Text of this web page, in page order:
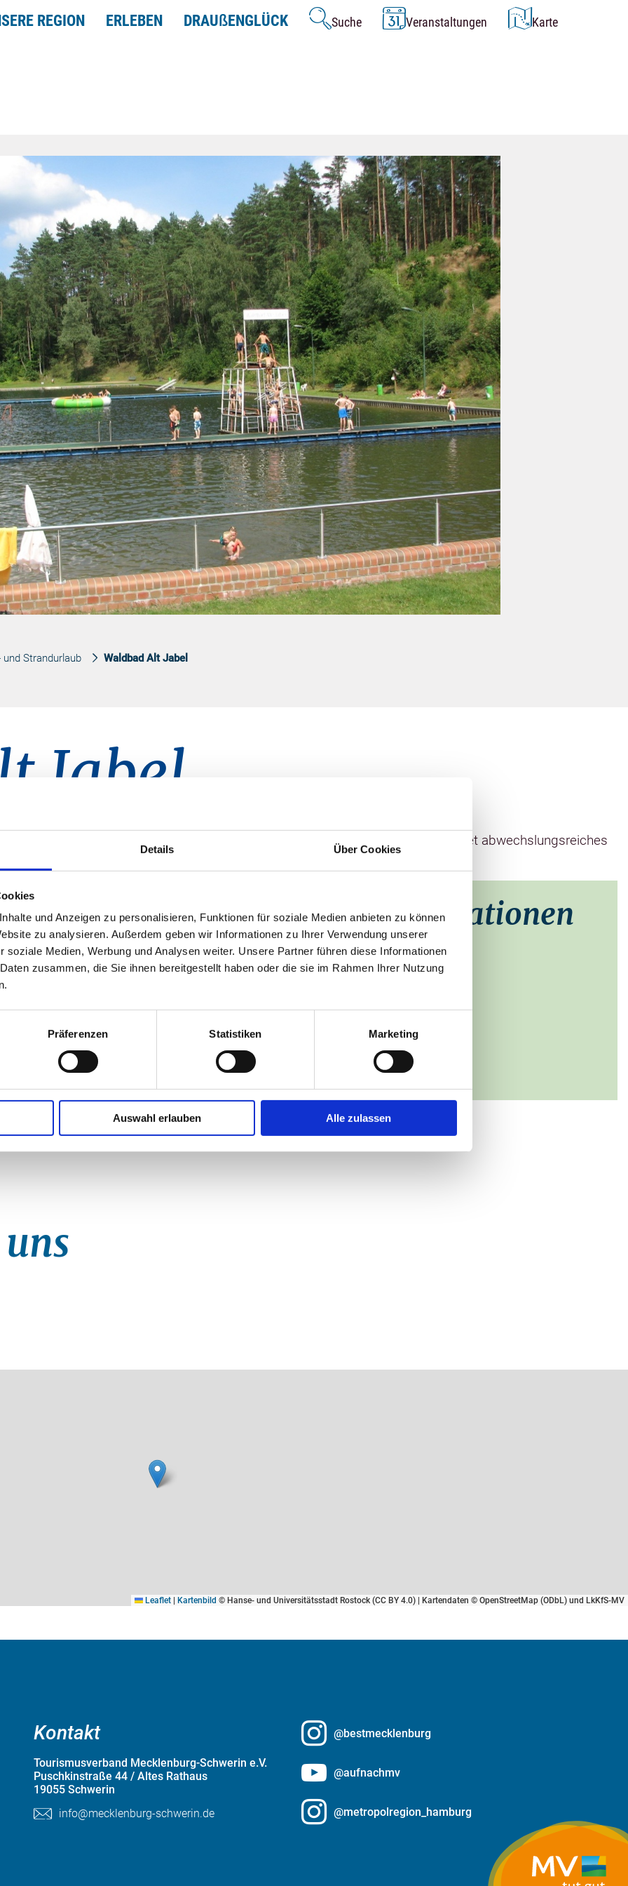
Details Über Cookies
und Anzeigen zu personalisieren, Funktionen für soziale Medien anbieten zu können
zu analysieren. Außerdem geben wir Informationen zu Ihrer Verwendung unserer
soziale Medien, Werbung und Analysen weiter. Unsere Partner führen diese Informationen
zusammen, die Sie ihnen bereitgestellt haben oder die sie im Rahmen Ihrer Nutzung
Präferenzen Statistiken Marketing
Auswahl erlauben Alle zulassen
REGION ERLEBEN DRAUßENGLÜCK Suche Veranstaltungen Karte
und Strandurlaub Waldbad Alt Jabel
Jabel
Elbetal gelegen, steht den Besuchern von Mai bis September offen und bietet abwechslungsreiches
kühlen Erfrischung im Wasser.
Groß und Klein ins kühle Nass
Nichtschwimmerbecken, eine
eine 25-Meter-Bahn. Ein
lange Riesenrutsche mit elf
und seit 2013 in Betrieb ist.
tummeln, Volleyball,
gehen. Für das leibliche Wohl ist
Strand- und Wasserzugang,
Kontaktinformationen
Waldbad Alt Jabel
Jahnstraße 1
+49 38759 20226
direkt zur Website
Leaflet | Kartenbild © Hanse- und Universitätsstadt Rostock (CC BY 4.0) | Kartendaten © OpenStreetMap (ODbL) und LkKfS-MV
Kontakt
Tourismusverband Mecklenburg-Schwerin e.V.
Puschkinstraße 44 / Altes Rathaus
19055 Schwerin
info@mecklenburg-schwerin.de
@bestmecklenburg
@aufnachmv
@metropolregion_hamburg